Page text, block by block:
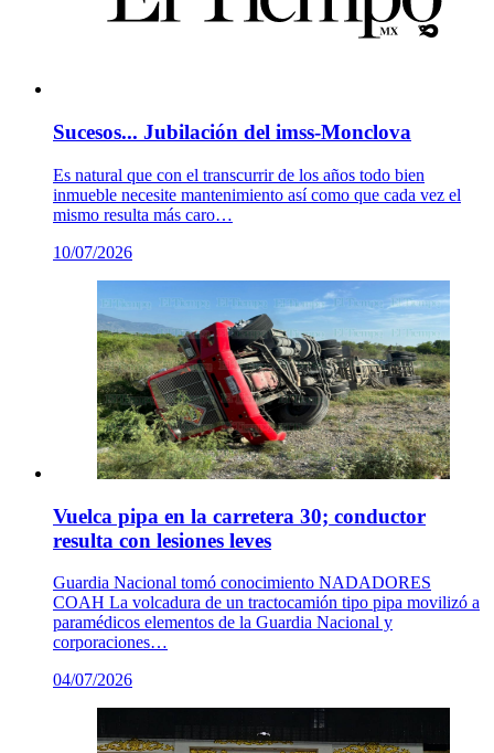
Sucesos... Jubilación del imss-Monclova
Es natural que con el transcurrir de los años todo bien
inmueble necesite mantenimiento así como que cada vez el
mismo resulta más caro…
10/07/2026
Vuelca pipa en la carretera 30; conductor
resulta con lesiones leves
Guardia Nacional tomó conocimiento NADADORES
COAH La volcadura de un tractocamión tipo pipa movilizó a
paramédicos elementos de la Guardia Nacional y
corporaciones…
04/07/2026